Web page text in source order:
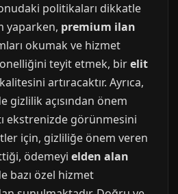
politikaları dikkatle
yaparken, premium ilan
okumak ve hizmet
teyit etmek, birelit
artıracaktır. Ayrıca,
gizlilik açısından önem
ekstrenizde görünmesini
için, gizliliğe önem veren
ödemeyi elden alan
bazı özel hizmet